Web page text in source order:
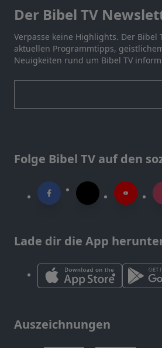
Der Bibel TV
Verpasse keine Highlights. Der Bibel
aktuellen Programmtipps,
Neuigkeiten rund um Bibel TV
Folge Bibel TV auf den
Lade dir die App
Auszeichnungen